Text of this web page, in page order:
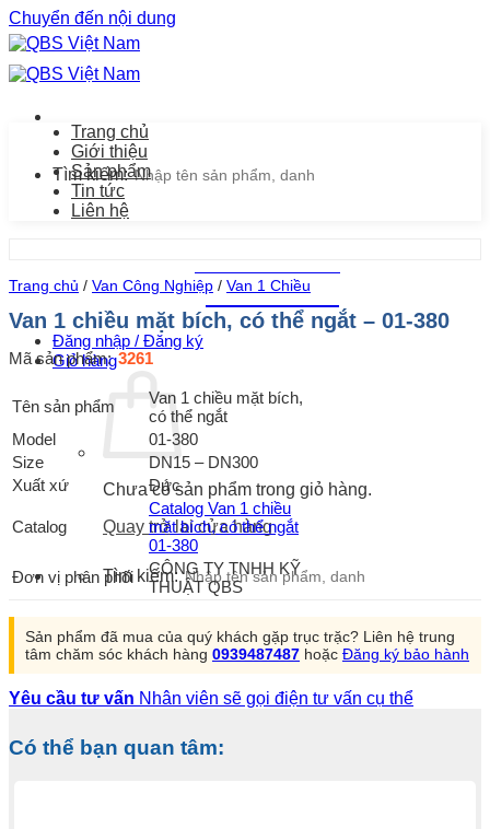
Chuyển đến nội dung
Tìm kiếm:
0939.487.487
Đăng nhập / Đăng ký
Giỏ hàng
Chưa có sản phẩm trong giỏ hàng.
Quay trở lại cửa hàng
Tìm kiếm:
Trang chủ
Giới thiệu
Sản phẩm
Tin tức
Liên hệ
Trang chủ / Van Công Nghiệp / Van 1 Chiều
Van 1 chiều mặt bích, có thể ngắt – 01-380
Mã sản phẩm: 3261
Tên sản phẩm
Van 1 chiều mặt bích,
có thể ngắt
Model
01-380
Size
DN15 – DN300
Xuất xứ
Đức
Catalog
Catalog Van 1 chiều
mặt bích, có thể ngắt
01-380
Đơn vị phân phối
CÔNG TY TNHH KỸ
THUẬT QBS
Sản phẩm đã mua của quý khách gặp trục trặc? Liên hệ trung
tâm chăm sóc khách hàng 0939487487 hoặc Đăng ký bảo hành
Yêu cầu tư vấn Nhân viên sẽ gọi điện tư vấn cụ thể
Có thể bạn quan tâm: